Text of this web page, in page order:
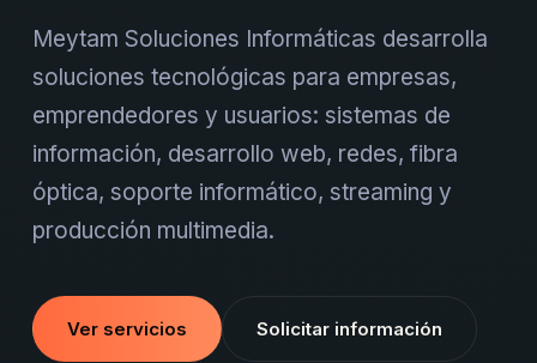
Meytam Soluciones Informáticas desarrolla
soluciones tecnológicas para empresas,
emprendedores y usuarios: sistemas de
información, desarrollo web, redes, fibra
óptica, soporte informático, streaming y
producción multimedia.
Ver servicios Solicitar información